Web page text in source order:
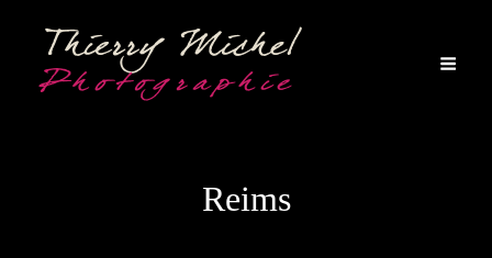
Reims